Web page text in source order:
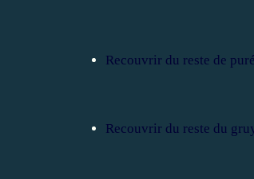
Recouvrir du reste de
Recouvrir du reste du